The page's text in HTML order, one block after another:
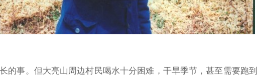
的事。但大亮山周边村民喝水十分困难，干旱季节，甚至需要跑